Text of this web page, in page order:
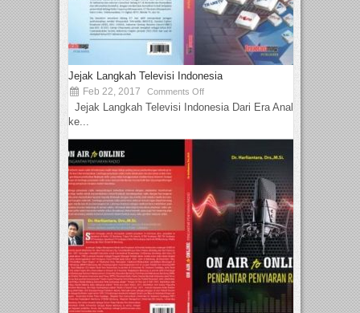
Jejak Langkah Televisi Indonesia
Feb 22, 2017 Comments Off
Jejak Langkah Televisi Indonesia Dari Era Analog
ke...